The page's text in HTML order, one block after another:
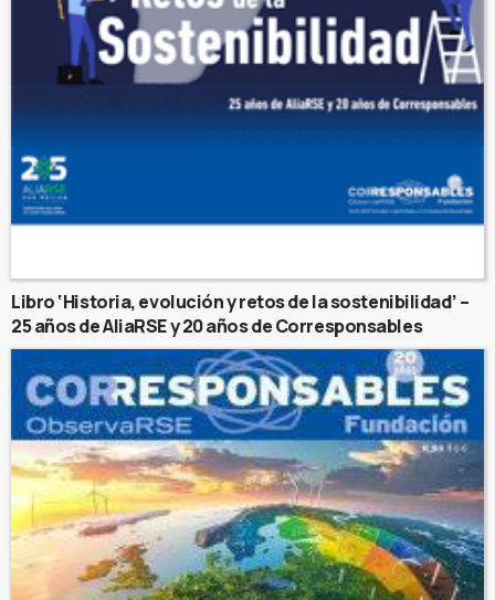
Libro ‘Historia, evolución y retos de la sostenibilidad’ –
25 años de AliaRSE y 20 años de Corresponsables